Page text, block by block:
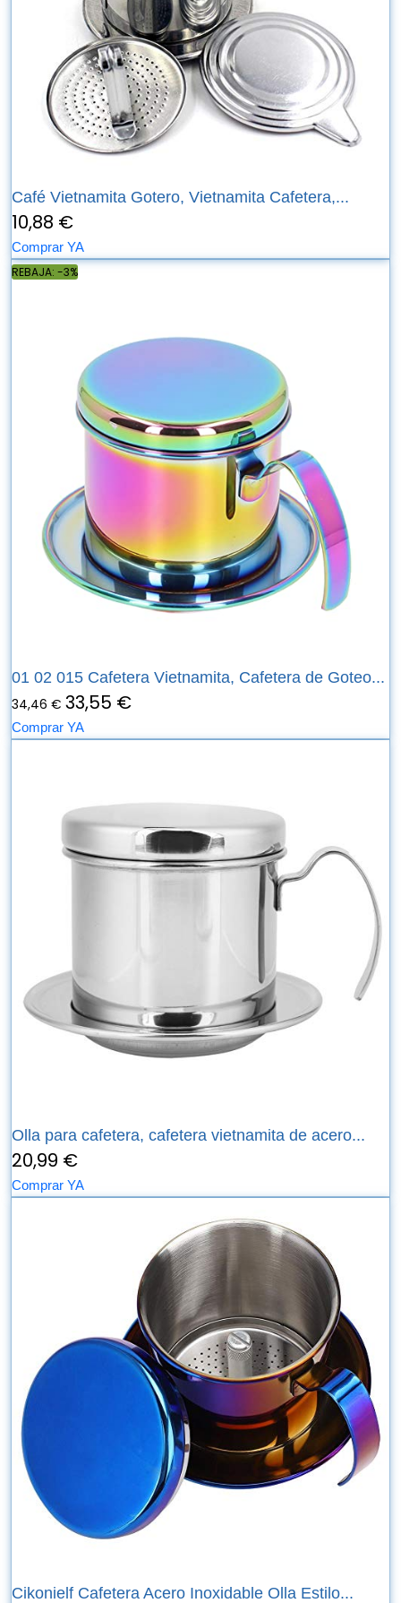
Café Vietnamita Gotero, Vietnamita Cafetera,...
10,88 €
Comprar YA
REBAJA: -3%
01 02 015 Cafetera Vietnamita, Cafetera de Goteo...
34,46 € 33,55 €
Comprar YA
Olla para cafetera, cafetera vietnamita de acero...
20,99 €
Comprar YA
Cikonielf Cafetera Acero Inoxidable Olla Estilo...